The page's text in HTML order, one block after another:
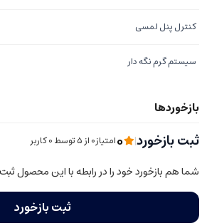
کنترل پنل لمسی
سیستم گرم نگه دار
ثبت بازخورد|
0امتیاز0 از ۵ توسط 0 کاربر
شما هم بازخورد خود را در رابطه با این محصول
ثبت بازخورد